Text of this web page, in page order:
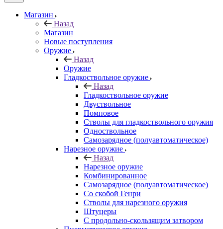
Магазин
Назад
Магазин
Новые поступления
Оружие
Назад
Оружие
Гладкоствольное оружие
Назад
Гладкоствольное оружие
Двуствольное
Помповое
Стволы для гладкоствольного оружия
Одноствольное
Самозарядное (полуавтоматическое)
Нарезное оружие
Назад
Нарезное оружие
Комбинированное
Самозарядное (полуавтоматическое)
Со скобой Генри
Стволы для нарезного оружия
Штуцеры
С продольно-скользящим затвором